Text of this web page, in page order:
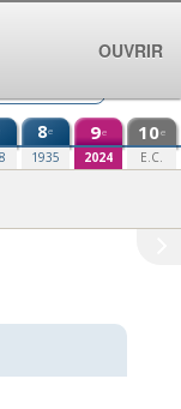
8e
1935
9e
2024
10e
E.C.
OUVRIR